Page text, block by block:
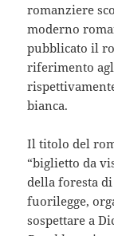
romanziere
moderno
pubblicato il
riferimento
bianca.
Il titolo del
“biglietto da
della foresta
fuorilegge,
sospettare a